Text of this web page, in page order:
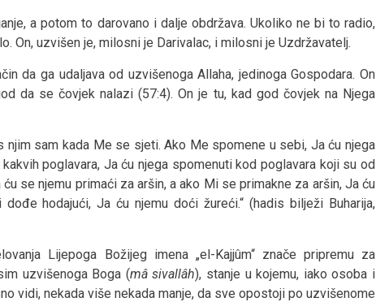
a potom to darovano i dalje obdržava. Ukoliko ne bi to radio,
On, uzvišen je, milosni je Darivalac, i milosni je Uzdržavatelj.
da ga udaljava od uzvišenoga Allaha, jedinoga Gospodara. On
da se čovjek nalazi (57:4). On je tu, kad god čovjek na Njega
sam kada Me se sjeti. Ako Me spomene u sebi, Ja ću njega
poglavara, Ja ću njega spomenuti kod poglavara koji su od
se njemu primaći za aršin, a ako Mi se primakne za aršin, Ja ću
hodajući, Ja ću njemu doći žureći.“ (hadis bilježi Buharija,
Lijepoga Božijeg imena „el-Kajjûm“ znače pripremu za
uzvišenoga Boga (mâ sivallâh), stanje u kojemu, iako osoba i
vidi, nekada više nekada manje, da sve opostoji po uzvišenome